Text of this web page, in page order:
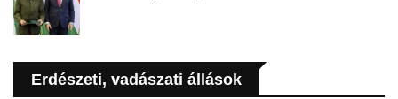
Erdészeti, vadászati állások